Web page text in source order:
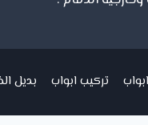
تركيب ابواب بديل